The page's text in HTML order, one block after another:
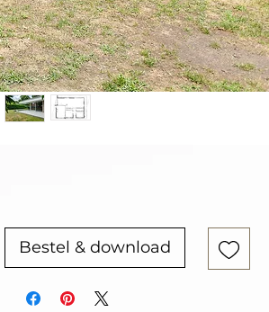
Bestel & download